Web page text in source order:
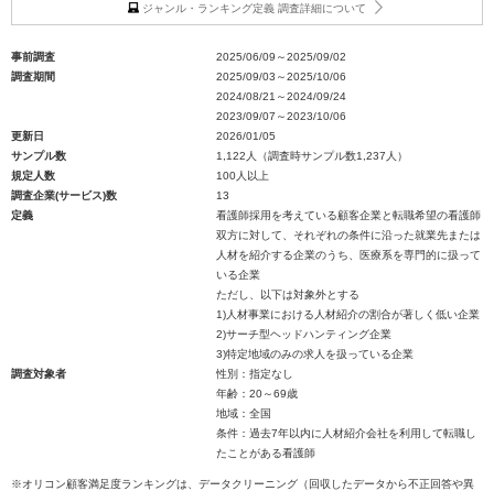
ジャンル・ランキング定義 調査詳細について
事前調査
2025/06/09～2025/09/02
調査期間
2025/09/03～2025/10/06
2024/08/21～2024/09/24
2023/09/07～2023/10/06
更新日
2026/01/05
サンプル数
1,122人（調査時サンプル数1,237人）
規定人数
100人以上
調査企業(サービス)数
13
定義
看護師採用を考えている顧客企業と転職希望の看護師
双方に対して、それぞれの条件に沿った就業先または
人材を紹介する企業のうち、医療系を専門的に扱って
いる企業
ただし、以下は対象外とする
1)人材事業における人材紹介の割合が著しく低い企業
2)サーチ型ヘッドハンティング企業
3)特定地域のみの求人を扱っている企業
調査対象者
性別：指定なし
年齢：20～69歳
地域：全国
条件：過去7年以内に人材紹介会社を利用して転職し
たことがある看護師
※オリコン顧客満足度ランキングは、データクリーニング（回収したデータから不正回答や異